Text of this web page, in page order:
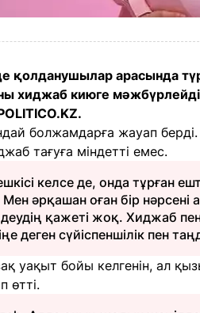
қолданушылар арасында
хиджаб киюге мәжбүрлейді
болжамдарға жауап
тағуға міндетті емес.
келсе де, онда тұрған
Мен әрқашан оған бір
қажеті жоқ. Хиджаб
деген сүйіспеншілік пен
уақыт бойы келгенін, ал
өтті.